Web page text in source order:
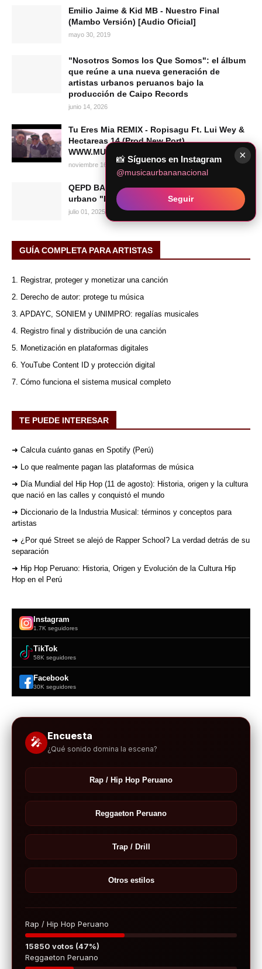
Emilio Jaime & Kid MB - Nuestro Final
(Mambo Versión) [Audio Oficial]
mayo 30, 2019
"Nosotros Somos los Que Somos": el álbum
que reúne a una nueva generación de
artistas urbanos peruanos bajo la
producción de Caipo Records
junio 14, 2026
Tu Eres Mia REMIX - Ropisagu Ft. Lui Wey &
Hectareas 14 (Prod New Port)
WWW.MUSICAURBANANACIONAL.COM
noviembre 16, 2010
QEPD BABY FLOW | Asesinan a cantante
urbano "Baby Flow" en el Callao
julio 01, 2025
GUÍA COMPLETA PARA ARTISTAS
1. Registrar, proteger y monetizar una canción
2. Derecho de autor: protege tu música
3. APDAYC, SONIEM y UNIMPRO: regalías musicales
4. Registro final y distribución de una canción
5. Monetización en plataformas digitales
6. YouTube Content ID y protección digital
7. Cómo funciona el sistema musical completo
TE PUEDE INTERESAR
➜ Calcula cuánto ganas en Spotify (Perú)
➜ Lo que realmente pagan las plataformas de música
➜ Día Mundial del Hip Hop (11 de agosto): Historia, origen y la cultura
que nació en las calles y conquistó el mundo
➜ Diccionario de la Industria Musical: términos y conceptos para
artistas
➜ ¿Por qué Street se alejó de Rapper School? La verdad detrás de su
separación
➜ Hip Hop Peruano: Historia, Origen y Evolución de la Cultura Hip
Hop en el Perú
Instagram
1.7K seguidores
TikTok
58K seguidores
Facebook
30K seguidores
🎤 Encuesta
¿Qué sonido domina la escena?
Rap / Hip Hop Peruano
Reggaeton Peruano
Trap / Drill
Otros estilos
Rap / Hip Hop Peruano
15850 votos (47%)
Reggaeton Peruano
×
📸 Síguenos en Instagram
@musicaurbananacional
Seguir